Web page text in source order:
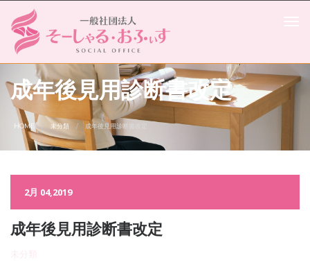
成年後見用診断書改定
HOME 未分類 成年後見用診断書改定
2月 04,2019
成年後見用診断書改定